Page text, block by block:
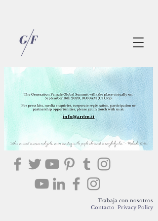
Trabaja con nosotros
Contacto Privacy Policy